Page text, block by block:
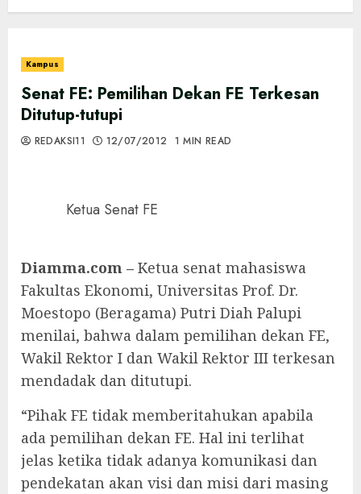
Kampus
Senat FE: Pemilihan Dekan FE Terkesan
Ditutup-tutupi
REDAKSI11 12/07/2012 1 MIN READ
Ketua Senat FE
Diamma.com – Ketua senat mahasiswa
Fakultas Ekonomi, Universitas Prof. Dr.
Moestopo (Beragama) Putri Diah Palupi
menilai, bahwa dalam pemilihan dekan FE,
Wakil Rektor I dan Wakil Rektor III terkesan
mendadak dan ditutupi.
“Pihak FE tidak memberitahukan apabila
ada pemilihan dekan FE. Hal ini terlihat
jelas ketika tidak adanya komunikasi dan
pendekatan akan visi dan misi dari masing